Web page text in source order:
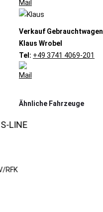
Verkauf Gebrauchtwagen
Klaus Wrobel
Tel: +49 3741 4069-201
Ähnliche Fahrzeuge